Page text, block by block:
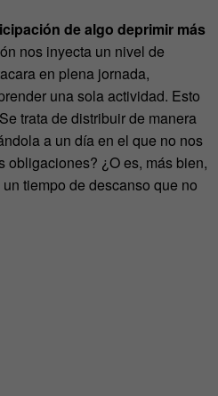
de algo deprimir más
nos inyecta un nivel de
en plena jornada,
una sola actividad. Esto
trata de distribuir de manera
a un día en el que no nos
obligaciones? ¿O es, más bien,
tiempo de descanso que no